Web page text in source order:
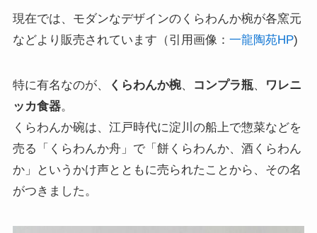
現在では、モダンなデザインのくらわんか椀が各窯元
などより販売されています（引用画像： 一龍陶苑HP)
特に有名なのが、 くらわんか椀、 コンプラ瓶、
ワレニ
ッカ食器。
くらわんか碗は、江戸時代に淀川の船上で惣菜などを
売る「くらわんか舟」で「餅くらわんか、酒くらわん
か」というかけ声とともに売られたことから、その名
がつきました。